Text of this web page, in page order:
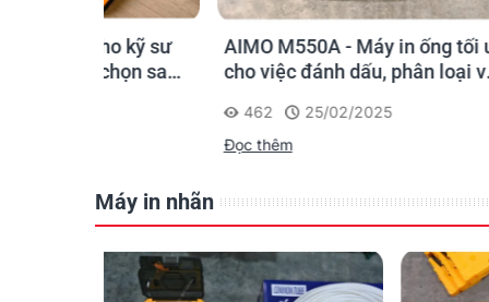
AIMO M550A - Máy in ống tối ưu
cho việc đánh dấu, phân loại và
25/02/2025
PT-
Giải
Máy in nhãn